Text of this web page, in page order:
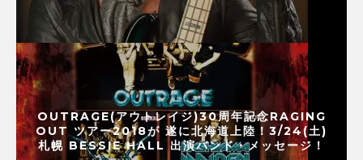
OUTRAGE(アウトレイジ)30周年記念RAGING
OUT ツアー2018が 遂に北海道上陸！3/24(土)
札幌 BESSIE HALL 出演バンド・メッセージ！